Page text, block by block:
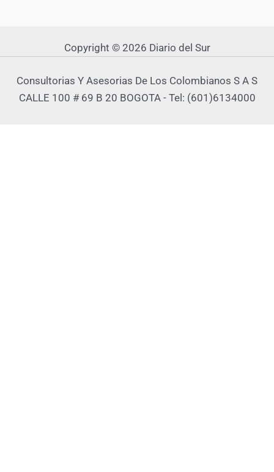
Copyright © 2026 Diario del Sur
Consultorias Y Asesorias De Los Colombianos S A S
CALLE 100 # 69 B 20 BOGOTA - Tel: (601)6134000